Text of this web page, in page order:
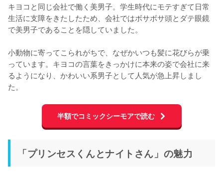
キヨコと同じ会社で働く美男子。学生時代にモテすぎて日常
生活に支障をきたしたため、会社ではボサボサ頭とダテ眼鏡
で美男子であることを隠していました。
小動物に寄ってこられがちで、なぜかいつも髪に花びらが乗
っています。キヨコの言葉をきっかけに本来の姿で会社に来
るようになり、かわいい系男子として人気が急上昇しまし
た。
半額でコミックシーモアで読む
「プリンセスくんとナイトさん」の魅力